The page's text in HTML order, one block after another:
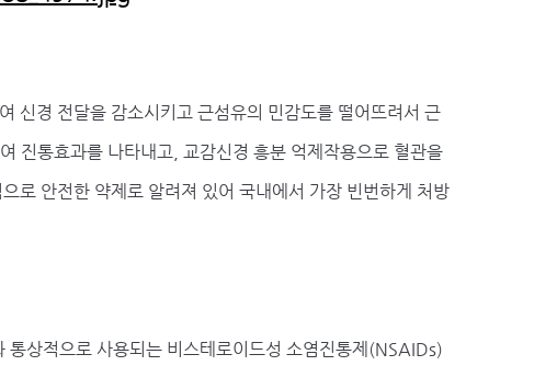
신경 전달을 감소시키고 근섬유의 민감도를 떨어뜨려서 근
진통효과를 나타내고, 교감신경 흥분 억제작용으로 혈관을
로 안전한 약제로 알려져 있어 국내에서 가장 빈번하게 처방
상적으로 사용되는 비스테로이드성 소염진통제(NSAIDs)